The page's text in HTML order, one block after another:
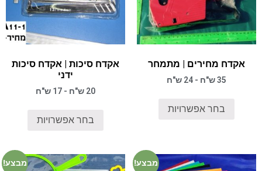
אקדח מחירים | מתמחר
35 ש"ח - 24 ש"ח
בחר אפשרויות
אקדח סיכות | אקדח סיכות
ידני
20 ש"ח - 17 ש"ח
בחר אפשרויות
מבצע! מבצע!